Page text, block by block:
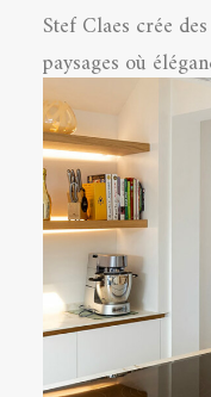
Stef Claes crée
paysages où